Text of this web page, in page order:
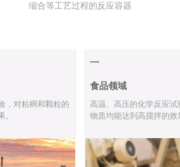
缩合等工艺过程的反应容器
，对粘稠和颗粒的
—
食品领域
高温、高压的化学反应
物质均能达到高搅拌的效